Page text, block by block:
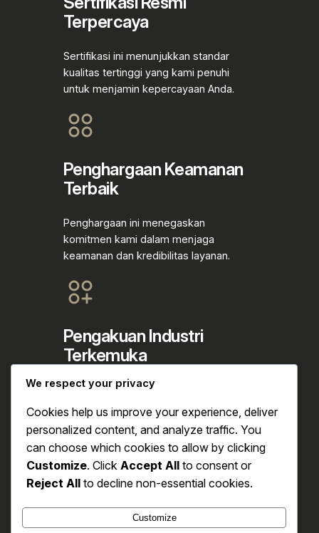
Terpercaya
Sertifikasi ini menunjukkan standar
kualitas tertinggi yang kami penuhi
untuk menjamin kepercayaan Anda.
Penghargaan Keamanan
Terbaik
Penghargaan ini menegaskan
komitmen kami dalam menjaga
keamanan dan kredibilitas layanan.
Pengakuan Industri
Terkemuka
Pengakuan ini mencerminkan reputasi
kami yang solid dan pengaruh positif
dalam dunia otomotif.
We respect your privacy
Cookies help us improve your experience, deliver
personalized content, and analyze traffic. You
can choose which cookies to allow by clicking
Customize. Click Accept All to consent or
Reject All to decline non-essential cookies.
Customize